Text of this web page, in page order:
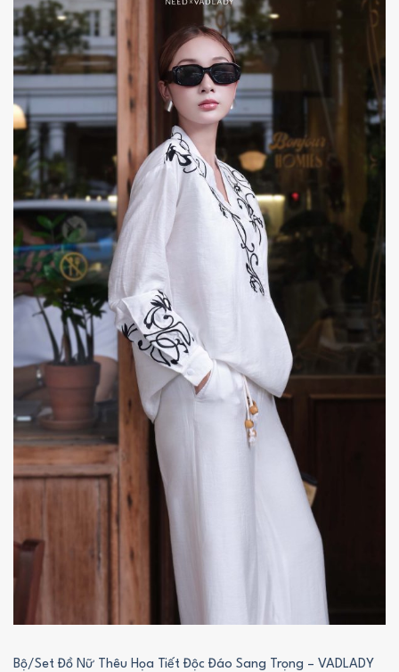
Bộ/Set Đồ Nữ Thêu Họa Tiết Độc Đáo Sang Trọng – VADLADY